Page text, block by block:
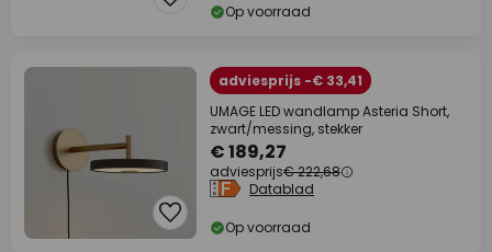
Op voorraad
adviesprijs -€ 33,41
UMAGE LED wandlamp Asteria Short,
zwart/messing, stekker
€ 189,27
adviesprijs€ 222,68
Datablad
Op voorraad